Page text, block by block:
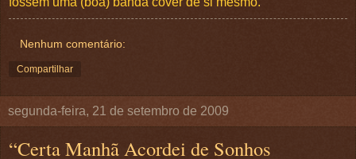
Nenhum comentário:
Compartilhar
segunda-feira, 21 de setembro de 2009
“Certa Manhã Acordei de Sonhos